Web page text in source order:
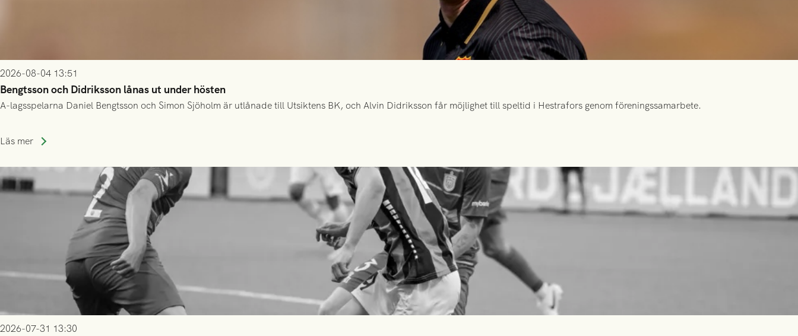
2026-08-04 13:51
Bengtsson och Didriksson lånas ut under hösten
A-lagsspelarna Daniel Bengtsson och Simon Sjöholm är utlånade till Utsiktens BK, och Alvin Didriksson får möjlighet till speltid i Hestrafors genom föreningssamarbete.
Läs mer
2026-07-31 13:30